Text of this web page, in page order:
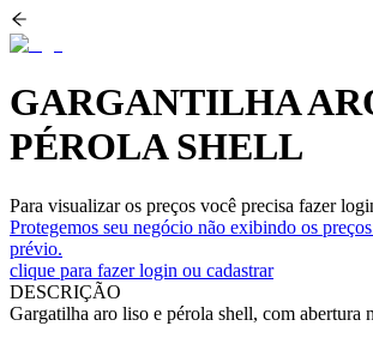
GARGANTILHA
PÉROLA SHELL
Para visualizar os preços você precisa fazer
Protegemos seu negócio não exibindo os
prévio.
clique para fazer login ou cadastrar
DESCRIÇÃO
Gargatilha aro liso e pérola shell, com abertura